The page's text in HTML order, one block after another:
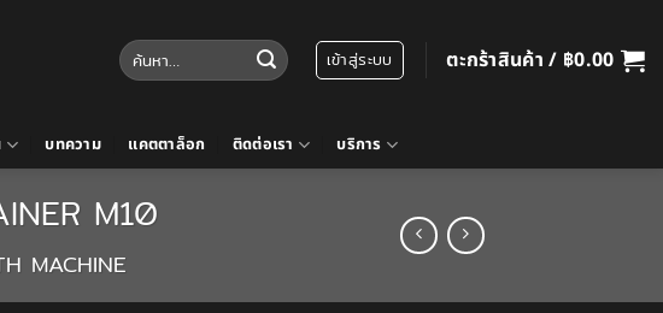
ค้นหา: เข้าสู่ระบบ ตะกร้าสินค้า / ฿0.00
บทความ แคตตาล็อก ติดต่อเรา บริการ
M10
MACHINE